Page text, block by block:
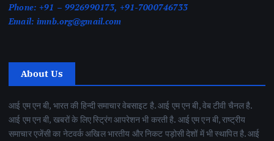
Phone: +91 – 9926990173, +91-7000746733
Email: imnb.org@gmail.com
About Us
आई एम एन बी, भारत की हिन्दी समाचार वेबसाइट है. आई एम एन बी, वेब टीवी चैनल है.
आई एम एन बी, खबरों के लिए स्ट्रिंग आपरेशन भी करती है. आई एम एन बी, राष्ट्रीय
समाचार एजेंसी का नेटवर्क अखिल भारतीय और निकट पड़ोसी देशों में भी स्थापित है. आई